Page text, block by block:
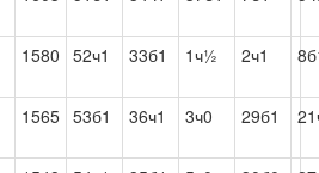
1580 52ч1 33б1 1ч½ 2ч1
1565 53б1 36ч1 3ч0 29б1